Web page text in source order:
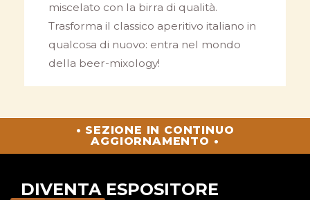
miscelato con la birra di qualità.
Trasforma il classico aperitivo italiano in
qualcosa di nuovo: entra nel mondo
della beer-mixology!
• SEZIONE IN CONTINUO
AGGIORNAMENTO •
DIVENTA ESPOSITORE